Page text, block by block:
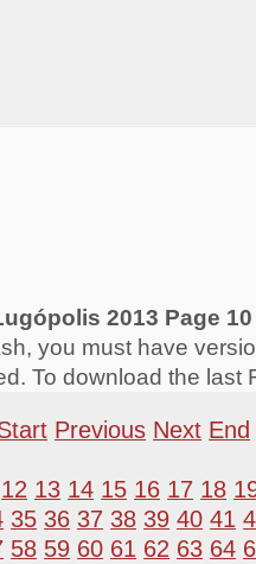
2013 Page 10
you must have
To download the last
Previous Next End
12 13 14 15 16 17 18
35 36 37 38 39 40 41
58 59 60 61 62 63 64